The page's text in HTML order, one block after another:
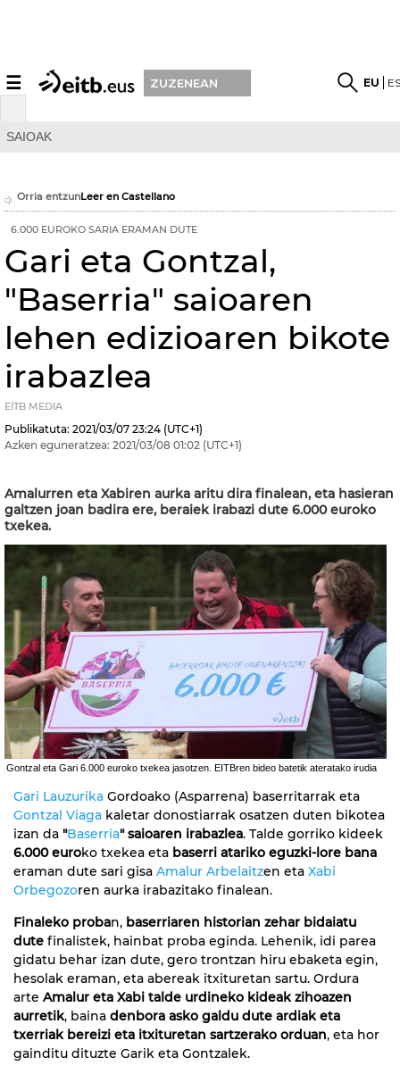
☰ ZUZENEAN EU
SAIOAK
Orria entzunLeer en Castellano
6.000 EUROKO SARIA ERAMAN DUTE
Gari eta Gontzal,
"Baserria" saioaren
lehen edizioaren bikote
irabazlea
EITB MEDIA
Publikatuta: 2021/03/07 23:24 (UTC+1)
Azken eguneratzea: 2021/03/08 01:02 (UTC+1)
Amalurren eta Xabiren aurka aritu dira finalean, eta hasieran
galtzen joan badira ere, beraiek irabazi dute 6.000 euroko
txekea.
Gontzal eta Gari 6.000 euroko txekea jasotzen. EITBren bideo batetik ateratako irudia
Gari Lauzurika Gordoako (Asparrena) baserritarrak eta
Gontzal Viaga kaletar donostiarrak osatzen duten bikotea
izan da "Baserria" saioaren irabazlea. Talde gorriko kideek
6.000 euroko txekea eta baserri atariko eguzki-lore bana
eraman dute sari gisa Amalur Arbelaitzen eta Xabi
Orbegozoren aurka irabazitako finalean.
Finaleko proban, baserriaren historian zehar bidaiatu
dute finalistek, hainbat proba eginda. Lehenik, idi parea
gidatu behar izan dute, gero trontzan hiru ebaketa egin,
hesolak eraman, eta abereak itxituretan sartu. Ordura
arte Amalur eta Xabi talde urdineko kideak zihoazen
aurretik, baina denbora asko galdu dute ardiak eta
txerriak bereizi eta itxituretan sartzerako orduan, eta hor
gainditu dituzte Garik eta Gontzalek.